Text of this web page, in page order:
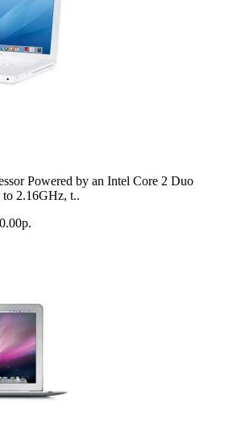
Powered by an Intel Core 2 Duo
to 2.16GHz, t..